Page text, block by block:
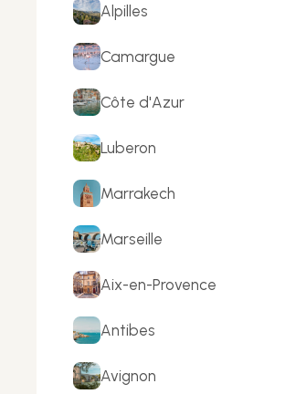
Alpilles
Camargue
Côte d'Azur
Luberon
Marrakech
Marseille
Aix-en-Provence
Antibes
Avignon